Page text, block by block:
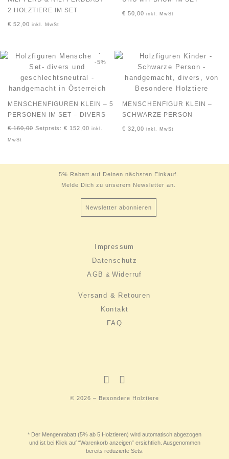
2 HOLZTIERE IM SET
€ 52,00 inkl. MwSt
€ 50,00 inkl. MwSt
-5%
MENSCHENFIGUREN KLEIN – 5
PERSONEN IM SET – DIVERS
€160,00 Setpreis: € 152,00 inkl.
MwSt
MENSCHENFIGUR KLEIN –
SCHWARZE PERSON
€ 32,00 inkl. MwSt
5% Rabatt auf Deinen nächsten Einkauf.
Melde Dich zu unserem Newsletter an.
Newsletter abonnieren
Impressum
Datenschutz
AGB & Widerruf
Versand & Retouren
Kontakt
FAQ
© 2026 – Besondere Holztiere
* Der Mengenrabatt (5% ab 5 Holztieren) wird automatisch abgezogen
und ist bei Klick auf “Warenkorb anzeigen” ersichtlich. Ausgenommen
bereits reduzierte Sets.